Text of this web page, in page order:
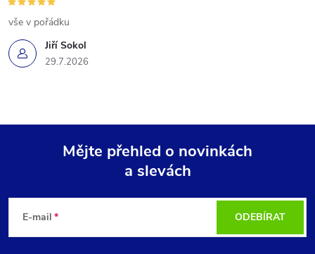
Jiří Sokol
29.7.2026
vše v pořádku
Mějte přehled o novinkách
a slevách
E-mail ODEBÍRAT